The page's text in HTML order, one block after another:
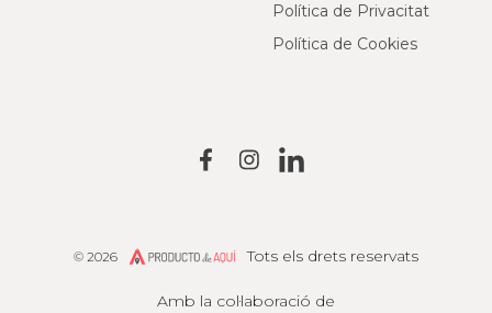
Política de Privacitat
Política de Cookies
Amb la col·laboració de
© 2026 Producto de AquíTots els drets reservats